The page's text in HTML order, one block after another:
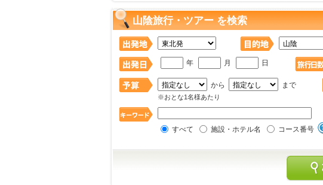
山陰旅行・ツアー を検索
年 月 日
から まで
※おとな1名様あたり
すべて 施設・ホテル名 コース番号